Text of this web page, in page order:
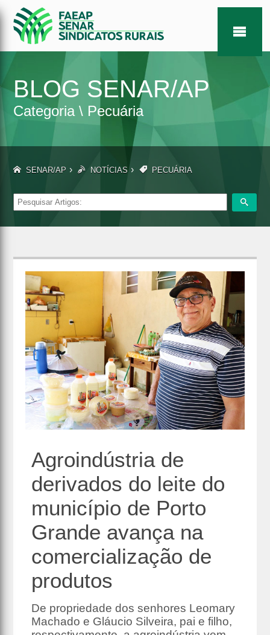
BLOG SENAR/AP
Categoria \ Pecuária
SENAR/AP › NOTÍCIAS › PECUÁRIA
Agroindústria de
derivados do leite do
município de Porto
Grande avança na
comercialização de
produtos
De propriedade dos senhores Leomary
Machado e Gláucio Silveira, pai e filho,